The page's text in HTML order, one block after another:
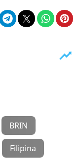
BRIN
Filipina